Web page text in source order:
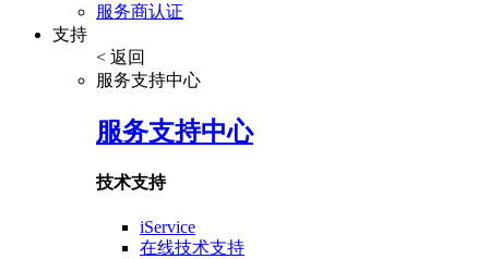
服务商认证
支持
< 返回
服务支持中心
服务支持中心
技术支持
iService
在线技术支持